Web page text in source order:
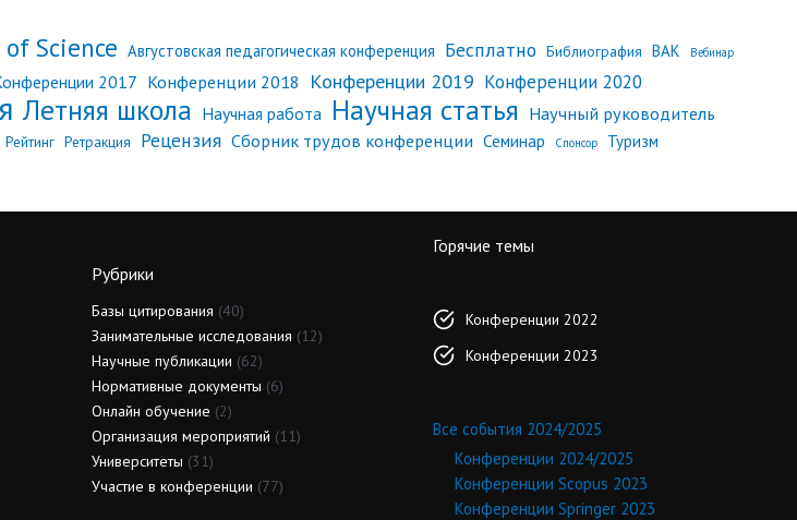
of Science Августовская педагогическая конференция Бесплатно Библиография ВАК Вебинар
2017 Конференции 2018 Конференции 2019 Конференции 2020
Летняя школа Научная работа Научная статья Научный руководитель
Рейтинг Ретракция Рецензия Сборник трудов конференции Семинар Спонсор Туризм
Рубрики
Базы цитирования (40)
Занимательные исследования (12)
Научные публикации (62)
Нормативные документы (6)
Онлайн обучение (2)
Организация мероприятий (11)
Университеты (31)
Участие в конференции (77)
Горячие темы
Конференции 2022
Конференции 2023
Все события 2024/2025
Конференции 2024/2025
Конференции Scopus 2023
Конференции Springer 2023